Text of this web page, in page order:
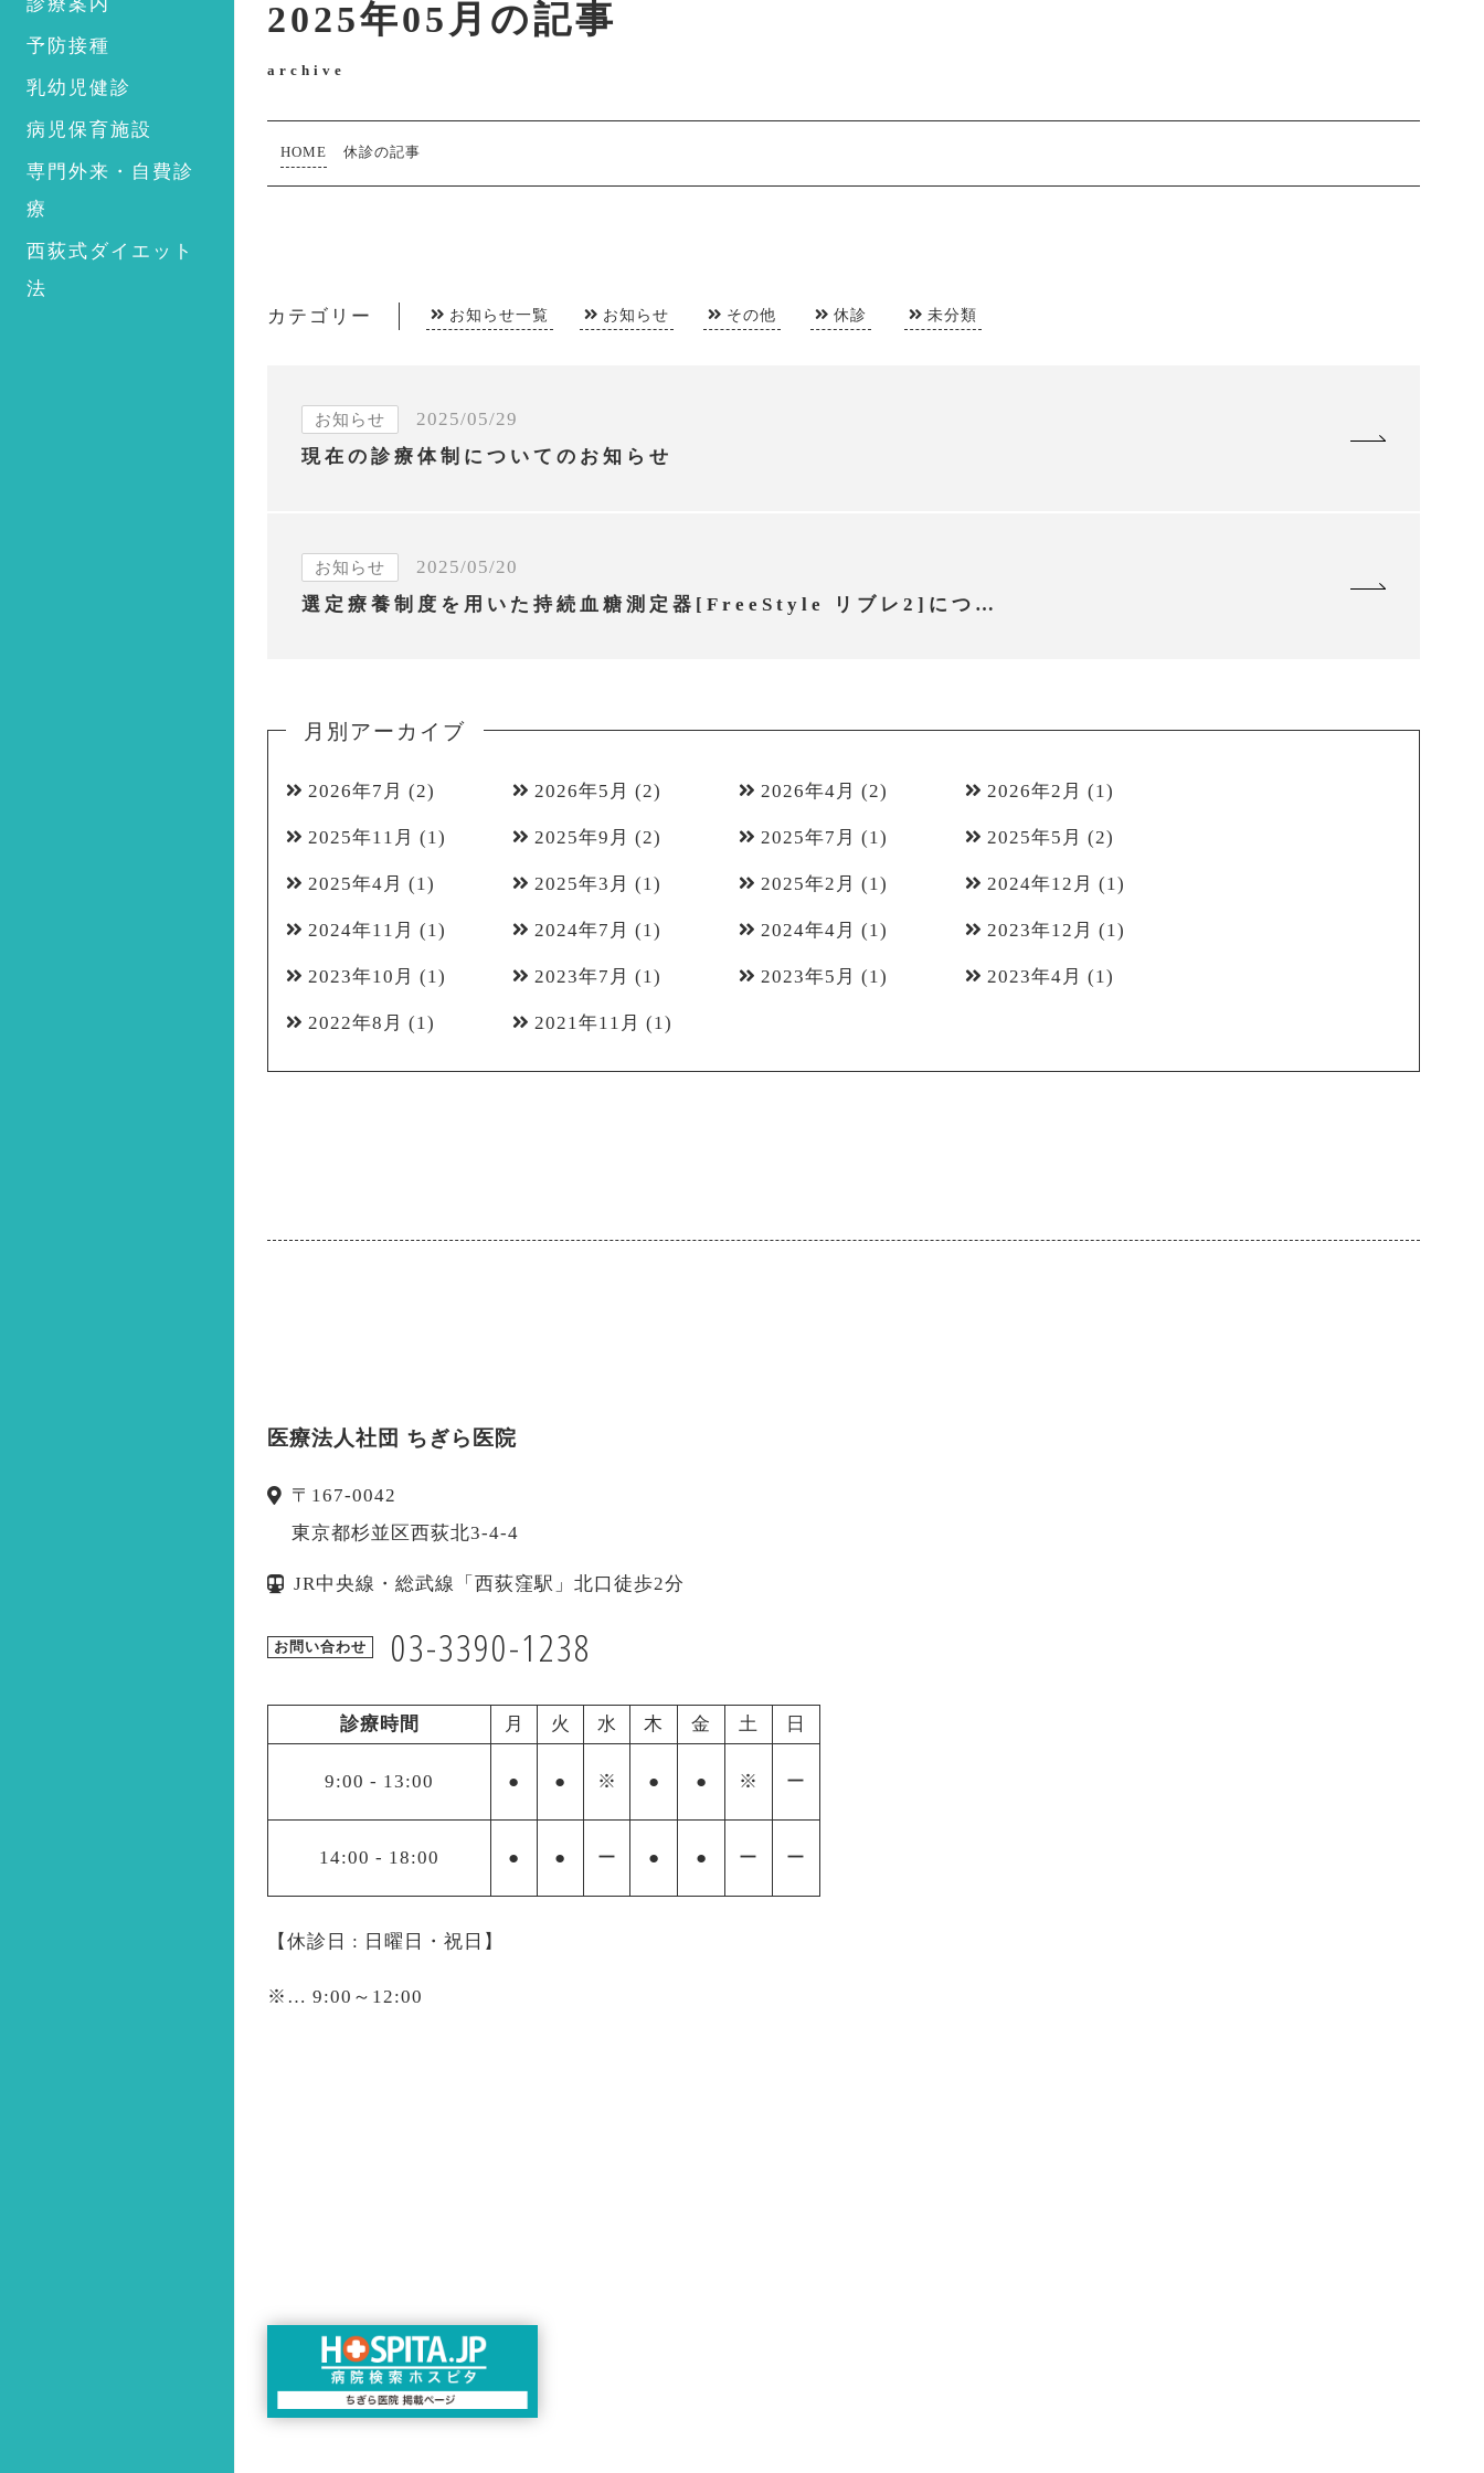
予防接種
乳幼児健診
病児保育施設
専門外来・自費診
療
西荻式ダイエット
法
2025年05月の記事
archive
HOME 休診の記事
カテゴリー お知らせ一覧 お知らせ その他 休診 未分類
お知らせ
2025/05/29
現在の診療体制についてのお知らせ
お知らせ
2025/05/20
選定療養制度を用いた持続血糖測定器[FreeStyle リブレ2]についてお知らせ
月別アーカイブ
2026年7月 (2) 2026年5月 (2) 2026年4月 (2) 2026年2月 (1)
2025年11月 (1) 2025年9月 (2) 2025年7月 (1) 2025年5月 (2)
2025年4月 (1) 2025年3月 (1) 2025年2月 (1) 2024年12月 (1)
2024年11月 (1) 2024年7月 (1) 2024年4月 (1) 2023年12月 (1)
2023年10月 (1) 2023年7月 (1) 2023年5月 (1) 2023年4月 (1)
2022年8月 (1) 2021年11月 (1)
医療法人社団 ちぎら医院
〒 167-0042
東京都杉並区西荻北3-4-4
JR中央線・総武線「西荻窪駅」北口徒歩2分
お問い合わせ 03-3390-1238
診療時間 月 火 水 木 金 土 日
9:00 - 13:00 ● ● ※ ● ● ※ ー
14:00 - 18:00 ● ● ー ● ● ー ー
【休診日 : 日曜日・祝日】
※ … 9:00～12:00